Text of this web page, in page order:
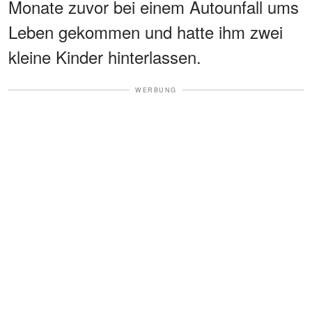
Monate zuvor bei einem Autounfall ums
Leben gekommen und hatte ihm zwei
kleine Kinder hinterlassen.
WERBUNG